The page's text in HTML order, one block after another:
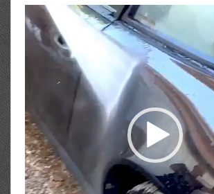
Lecteur
vidéo